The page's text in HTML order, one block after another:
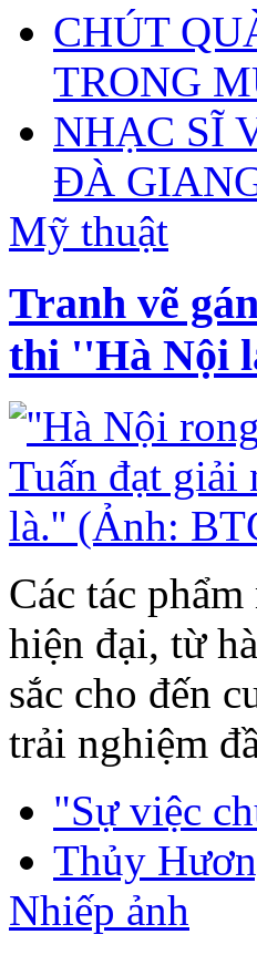
CHÚT
TRONG
NHẠC SĨ
ĐÀ
Mỹ thuật
Tranh vẽ
thi ''Hà Nội
Các tác
hiện đại, từ
sắc cho đến
trải nghiệm
"Sự việc
Thủy
Nhiếp ảnh